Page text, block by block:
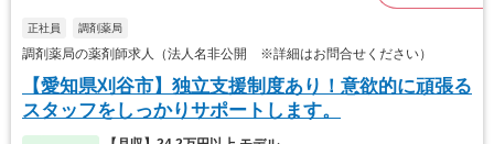
正社員 調剤薬局
調剤薬局の薬剤師求人（法人名非公開 ※詳細はお問合せください）
【愛知県刈谷市】独立支援制度あり！意欲的に頑張る
スタッフをしっかりサポートします。